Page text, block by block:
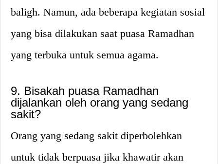
baligh. Namun, ada beberapa kegiatan sosial
yang bisa dilakukan saat puasa Ramadhan
yang terbuka untuk semua agama.
9. Bisakah puasa Ramadhan
dijalankan oleh orang yang sedang
sakit?
Orang yang sedang sakit diperbolehkan
untuk tidak berpuasa jika khawatir akan